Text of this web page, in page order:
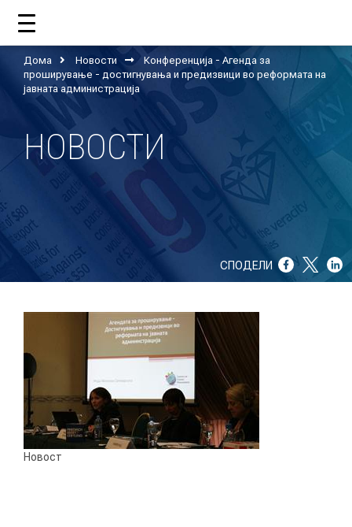
ДОМА
ЗА НАС
ШТО РАБОТИ ЦУП?
НАШИОТ ТИМ
НАШИ ПОДДРЖУВАЧИ
ГОДИШНИ ИЗВЕШТАИ
ИСО 9001
НОВОСТИ
ИСТРАЖУВАЊА
Дома Новости
Конференција - Агенда за
проширување - достигнувања и предизвици во реформата на
јавната администрација
НОВОСТИ
СПОДЕЛИ
Новост